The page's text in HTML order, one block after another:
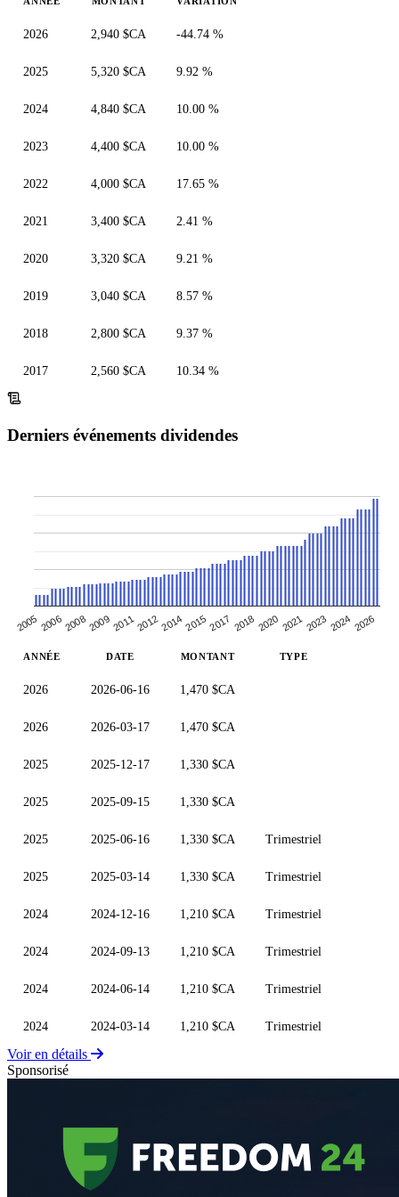
2026 2,940 $CA -44.74 %
2025 5,320 $CA 9.92 %
2024 4,840 $CA 10.00 %
2023 4,400 $CA 10.00 %
2022 4,000 $CA 17.65 %
2021 3,400 $CA 2.41 %
2020 3,320 $CA 9.21 %
2019 3,040 $CA 8.57 %
2018 2,800 $CA 9.37 %
2017 2,560 $CA 10.34 %
Derniers événements dividendes
2005 20062008200920112012201420152017 20182020 202120232024 2026
ANNÉE DATE MONTANT TYPE
2026 2026-06-16 1,470 $CA
2026 2026-03-17 1,470 $CA
2025 2025-12-17 1,330 $CA
2025 2025-09-15 1,330 $CA
2025 2025-06-16 1,330 $CA Trimestriel
2025 2025-03-14 1,330 $CA Trimestriel
2024 2024-12-16 1,210 $CA Trimestriel
2024 2024-09-13 1,210 $CA Trimestriel
2024 2024-06-14 1,210 $CA Trimestriel
2024 2024-03-14 1,210 $CA Trimestriel
Voir en détails
Sponsorisé